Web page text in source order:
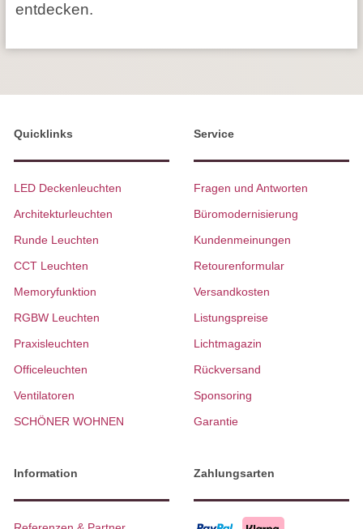
entdecken.
Quicklinks
LED Deckenleuchten
Architekturleuchten
Runde Leuchten
CCT Leuchten
Memoryfunktion
RGBW Leuchten
Praxisleuchten
Officeleuchten
Ventilatoren
SCHÖNER WOHNEN
Service
Fragen und Antworten
Büromodernisierung
Kundenmeinungen
Retourenformular
Versandkosten
Listungspreise
Lichtmagazin
Rückversand
Sponsoring
Garantie
Information Zahlungsarten